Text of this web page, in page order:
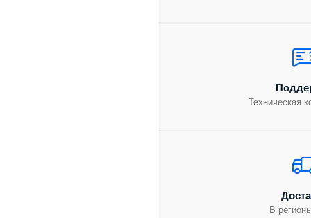
Техническая
В